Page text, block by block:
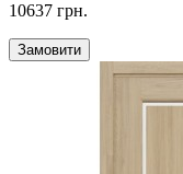
10637 грн.
Замовити